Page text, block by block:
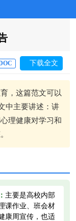
下载全文
，这篇范文可以
中主要讲述：讲
理健康对学习和
主要是高校内部
课作业、班会材
康周宣传，也适